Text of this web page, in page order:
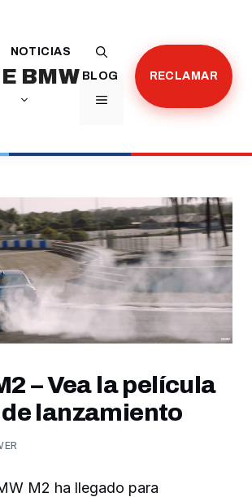
BMW
MENÚ
NOTICIAS
BLOG
RECLAMAR
– Vea la película
lanzamiento
M2 ha llegado para